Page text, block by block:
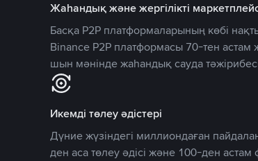
Жаһандық және жергілікті
Басқа P2P платформаларының көбі
Binance P2P платформасы 70-тен астам
шын мәнінде жаһандық сауда
Икемді төлеу әдістері
Дүние жүзіндегі миллиондаған
ден аса төлеу әдісі және 100-ден